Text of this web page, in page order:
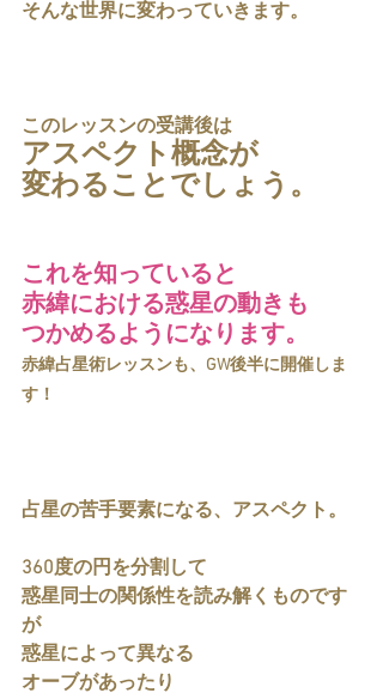
そんな世界に変わっていきます。
このレッスンの受講後は
アスペクト概念が
変わることでしょう。
これを知っていると
赤緯における惑星の動きも
つかめるようになります。
赤緯占星術レッスンも、GW後半に開催しま
す！
占星の苦手要素になる、アスペクト。
360度の円を分割して
惑星同士の関係性を読み解くものです
が
惑星によって異なる
オーブがあったり